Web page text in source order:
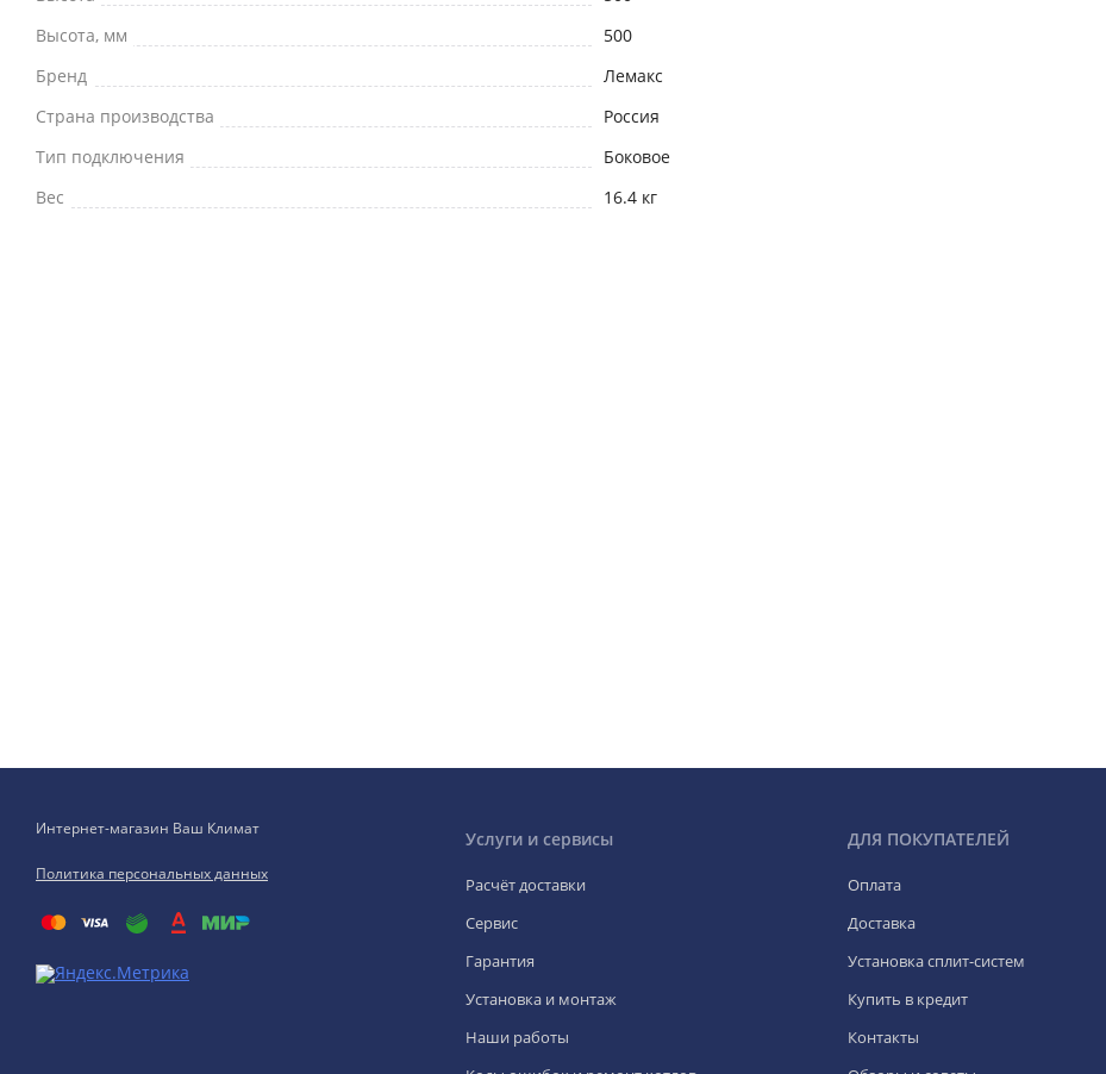
Высота, мм
500
Бренд
Лемакс
Страна производства
Россия
Тип подключения
Боковое
Вес
16.4 кг
Интернет-магазин Ваш Климат
Политика персональных данных
Услуги и сервисы
Расчёт доставки
Сервис
Гарантия
Установка и монтаж
Наши работы
ДЛЯ ПОКУПАТЕЛЕЙ
Оплата
Доставка
Установка сплит-систем
Купить в кредит
Контакты